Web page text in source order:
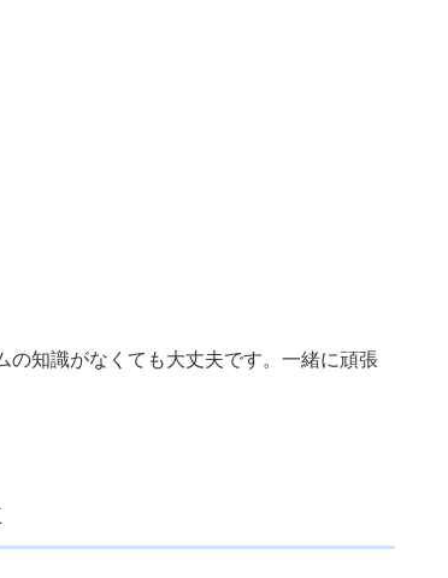
の知識がなくても大丈夫です。一緒に頑張